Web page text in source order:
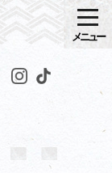
メニュー